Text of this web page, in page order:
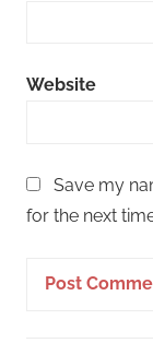
Website
Save my
for the next